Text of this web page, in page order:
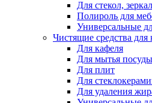
Для стекол, зеркал
Полироль для
Универсальные
Чистящие средства для
Для кафеля
Для мытья посуды
Для плит
Для
Для удаления